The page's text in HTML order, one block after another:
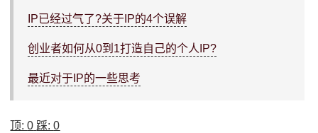
IP已经过气了?关于IP的4个误解
创业者如何从0到1打造自己的个人IP?
最近对于IP的一些思考
顶:0 踩:0